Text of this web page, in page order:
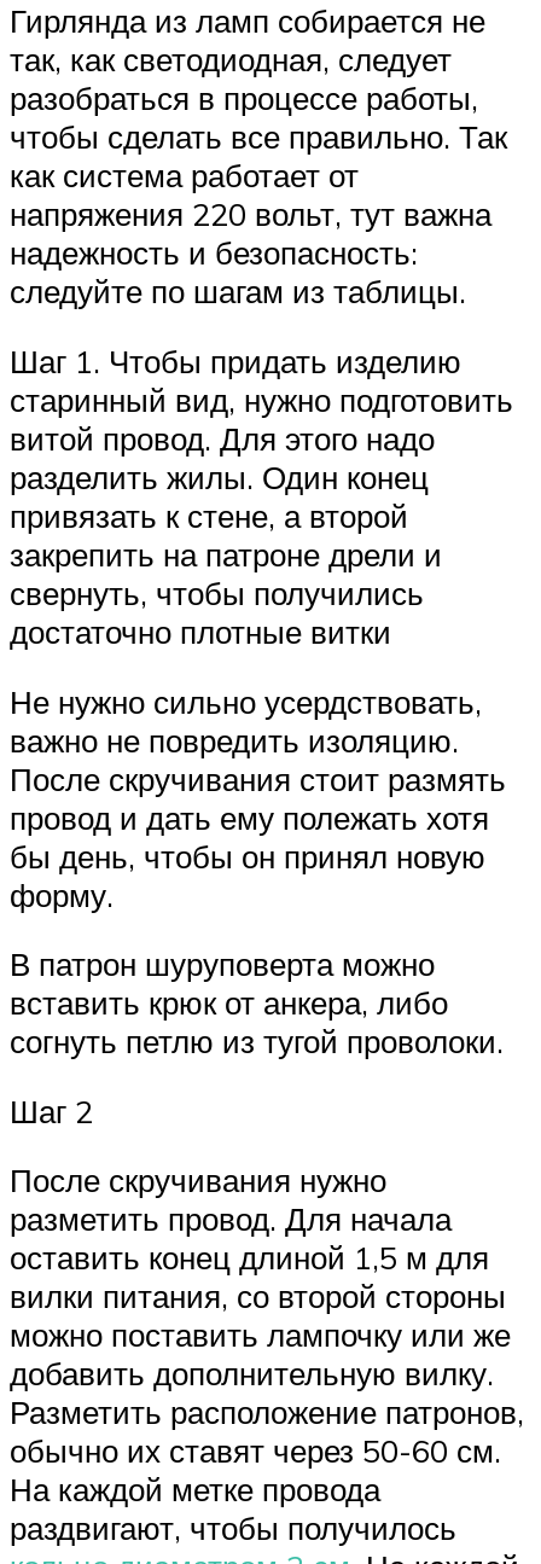
Гирлянда из ламп собирается не
так, как светодиодная, следует
разобраться в процессе работы,
чтобы сделать все правильно. Так
как система работает от
напряжения 220 вольт, тут важна
надежность и безопасность:
следуйте по шагам из таблицы.
Шаг 1. Чтобы придать изделию
старинный вид, нужно подготовить
витой провод. Для этого надо
разделить жилы. Один конец
привязать к стене, а второй
закрепить на патроне дрели и
свернуть, чтобы получились
достаточно плотные витки
Не нужно сильно усердствовать,
важно не повредить изоляцию.
После скручивания стоит размять
провод и дать ему полежать хотя
бы день, чтобы он принял новую
форму.
В патрон шуруповерта можно
вставить крюк от анкера, либо
согнуть петлю из тугой проволоки.
Шаг 2
После скручивания нужно
разметить провод. Для начала
оставить конец длиной 1,5 м для
вилки питания, со второй стороны
можно поставить лампочку или же
добавить дополнительную вилку.
Разметить расположение патронов,
обычно их ставят через 50-60 см.
На каждой метке провода
раздвигают, чтобы получилось